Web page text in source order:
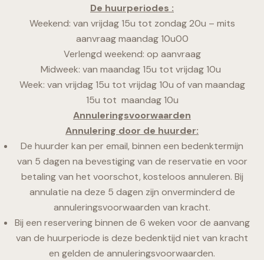
De huurperiodes :
Weekend: van vrijdag 15u tot zondag 20u – mits
aanvraag maandag 10u00
Verlengd weekend: op aanvraag
Midweek: van maandag 15u tot vrijdag 10u
Week: van vrijdag 15u tot vrijdag 10u of van maandag
15u tot maandag 10u
Annuleringsvoorwaarden
Annulering door de huurder:
De huurder kan per email, binnen een bedenktermijn
van 5 dagen na bevestiging van de reservatie en voor
betaling van het voorschot, kosteloos annuleren. Bij
annulatie na deze 5 dagen zijn onverminderd de
annuleringsvoorwaarden van kracht.
Bij een reservering binnen de 6 weken voor de aanvang
van de huurperiode is deze bedenktijd niet van kracht
en gelden de annuleringsvoorwaarden.